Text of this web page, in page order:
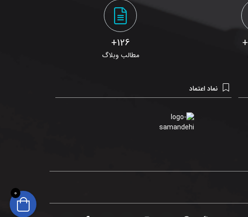
126+
مطالب وبلاگ
نماد اعتماد
0